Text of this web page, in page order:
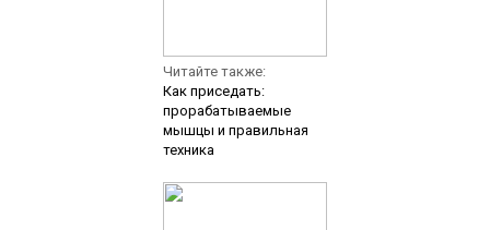
Читайте также:
Как приседать:
прорабатываемые
мышцы и правильная
техника